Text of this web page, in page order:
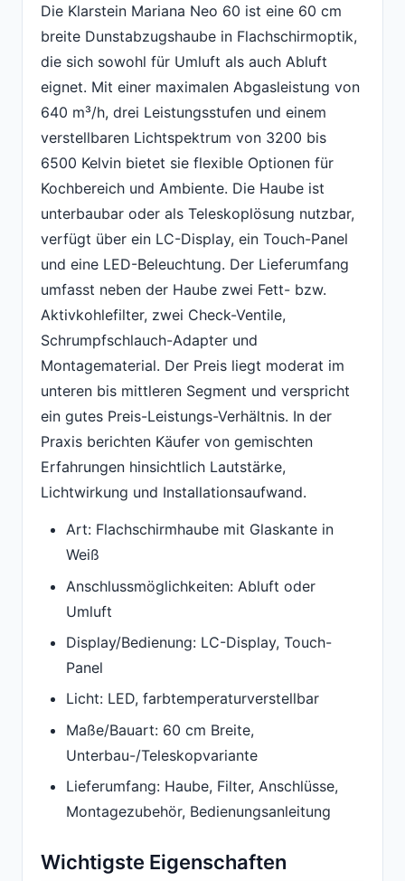
Die Klarstein Mariana Neo 60 ist eine 60 cm
breite Dunstabzugshaube in Flachschirmoptik,
die sich sowohl für Umluft als auch Abluft
eignet. Mit einer maximalen Abgasleistung von
640 m³/h, drei Leistungsstufen und einem
verstellbaren Lichtspektrum von 3200 bis
6500 Kelvin bietet sie flexible Optionen für
Kochbereich und Ambiente. Die Haube ist
unterbaubar oder als Teleskoplösung nutzbar,
verfügt über ein LC-Display, ein Touch-Panel
und eine LED-Beleuchtung. Der Lieferumfang
umfasst neben der Haube zwei Fett- bzw.
Aktivkohlefilter, zwei Check-Ventile,
Schrumpfschlauch-Adapter und
Montagematerial. Der Preis liegt moderat im
unteren bis mittleren Segment und verspricht
ein gutes Preis-Leistungs-Verhältnis. In der
Praxis berichten Käufer von gemischten
Erfahrungen hinsichtlich Lautstärke,
Lichtwirkung und Installationsaufwand.
Art: Flachschirmhaube mit Glaskante in
Weiß
Anschlussmöglichkeiten: Abluft oder
Umluft
Display/Bedienung: LC-Display, Touch-
Panel
Licht: LED, farbtemperaturverstellbar
Maße/Bauart: 60 cm Breite,
Unterbau-/Teleskopvariante
Lieferumfang: Haube, Filter, Anschlüsse,
Montagezubehör, Bedienungsanleitung
Wichtigste Eigenschaften